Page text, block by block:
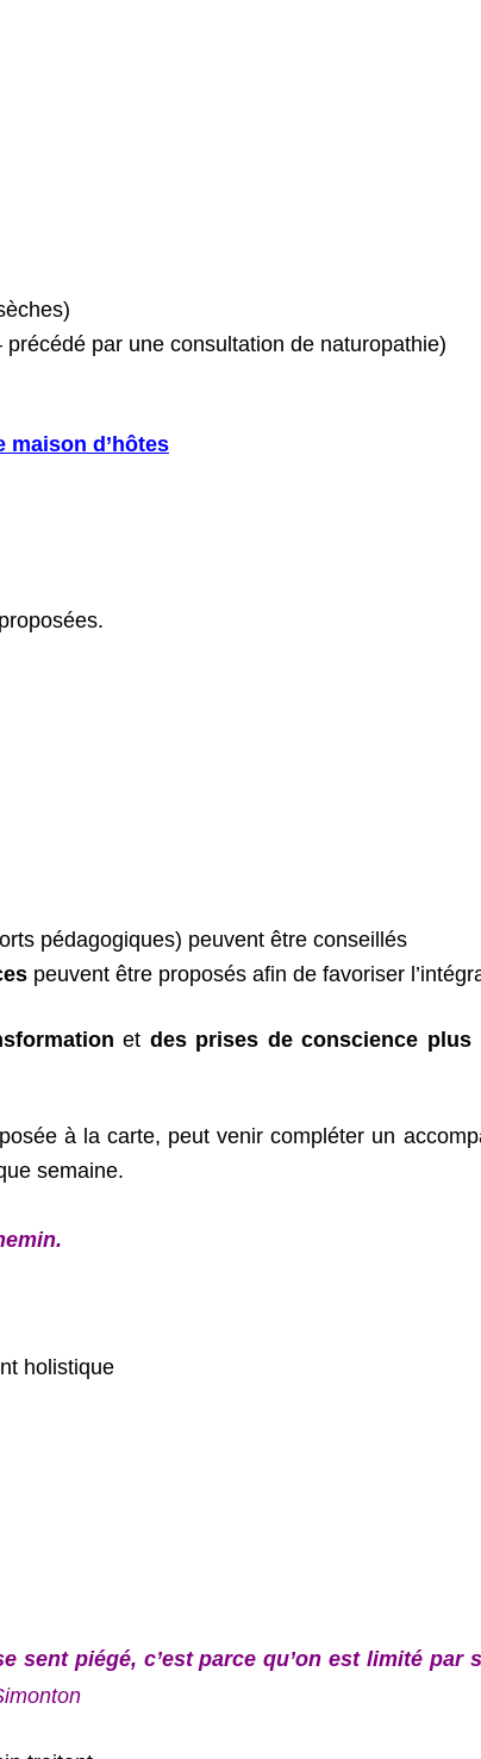
précédé par une consultation de naturopathie)
maison d’hôtes
pédagogiques) peuvent être conseillés
peuvent être proposés afin de favoriser
et des prises de conscience plus
à la carte, peut venir compléter un
semaine.
holistique
sent piégé, c’est parce qu’on est limité